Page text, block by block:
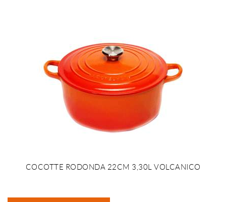
COCOTTE RODONDA 22CM 3,30L VOLCANICO